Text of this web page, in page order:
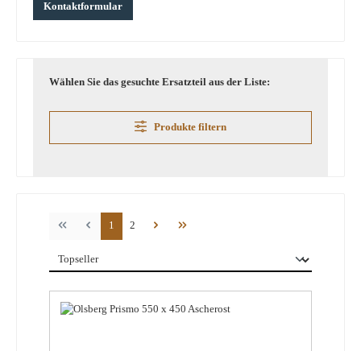
Kontaktformular
Wählen Sie das gesuchte Ersatzteil aus der Liste:
Produkte filtern
Seite
1 Seite
2